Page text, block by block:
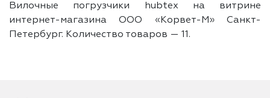
Вилочные погрузчики hubtex на витрине
интернет-магазина ООО «Корвет-М» Санкт-
Петербург. Количество товаров — 11.